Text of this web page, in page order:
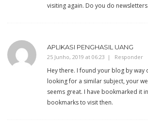
visiting again. Do you do
APLIKASI PENGHASIL UANG
25 Junho, 2019 at 06:23 Responder
Hey there. I found your blog by way
looking for a similar subject, your
seems great. I have bookmarked it
bookmarks to visit then.